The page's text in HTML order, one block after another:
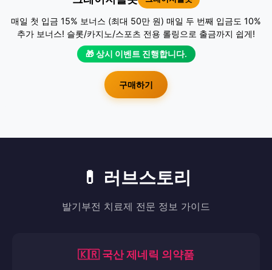
충전할 때마다 20% 추가 보너스 제공 무제한 재충전 보너스: 재충
전 시 10% 추가 보너스 지급
🎁 상시 이벤트 진행합니다.
구매하기
매일 첫 입금 15% 보너스 (최대 50만 원) 매일 두 번째 입금도 10%
구매하기